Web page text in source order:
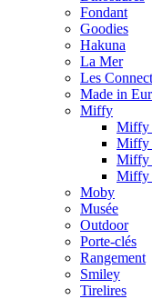
Fondant
Goodies
Hakuna
La Mer
Les
Made in
Miffy
Miffy
Miffy
Miffy
Miffy
Moby
Musée
Outdoor
Porte-clés
Rangement
Smiley
Tirelires